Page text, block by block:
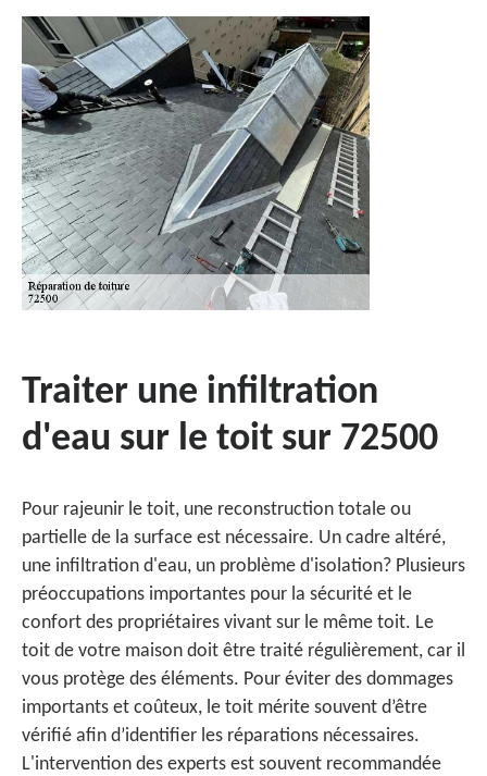
Traiter une infiltration
d'eau sur le toit sur 72500
Pour rajeunir le toit, une reconstruction totale ou
partielle de la surface est nécessaire. Un cadre altéré,
une infiltration d'eau, un problème d'isolation? Plusieurs
préoccupations importantes pour la sécurité et le
confort des propriétaires vivant sur le même toit. Le
toit de votre maison doit être traité régulièrement, car il
vous protège des éléments. Pour éviter des dommages
importants et coûteux, le toit mérite souvent d’être
vérifié afin d’identifier les réparations nécessaires.
L'intervention des experts est souvent recommandée